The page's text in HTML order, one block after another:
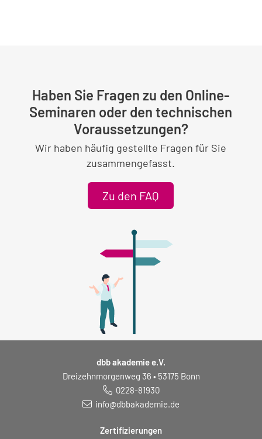
Haben Sie Fragen zu den Online-
Seminaren oder den technischen
Voraussetzungen?
Wir haben häufig gestellte Fragen für Sie
zusammengefasst.
Zu den FAQ
dbb akademie e.V.
Dreizehnmorgenweg 36 • 53175 Bonn
0228-81930
info@dbbakademie.de
Zertifizierungen